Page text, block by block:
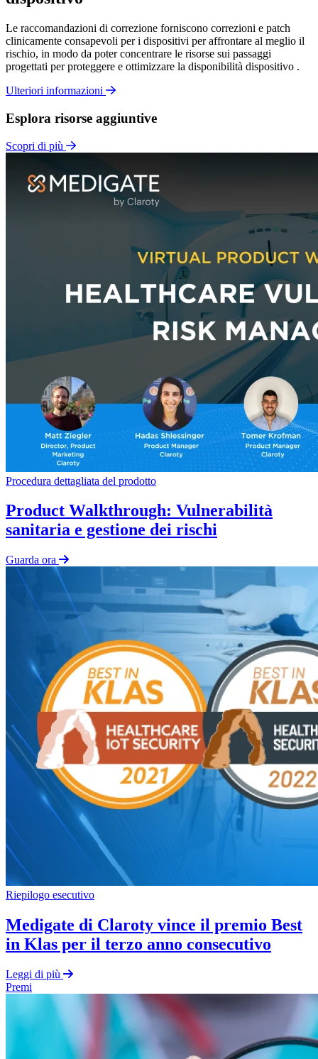
Le raccomandazioni di correzione forniscono correzioni e patch
clinicamente consapevoli per i dispositivi per affrontare al meglio il
rischio, in modo da poter concentrare le risorse sui passaggi
progettati per proteggere e ottimizzare la disponibilità dispositivo .
Ulteriori informazioni
Esplora risorse aggiuntive
Scopri di più
Procedura dettagliata del prodotto
Product Walkthrough: Vulnerabilità
sanitaria e gestione dei rischi
Guarda ora
Riepilogo esecutivo
Medigate di Claroty vince il premio Best
in Klas per il terzo anno consecutivo
Leggi di più
Premi